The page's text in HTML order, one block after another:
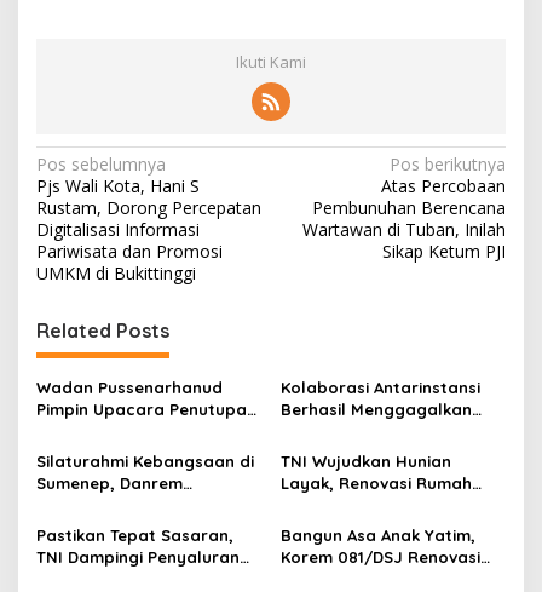
Ikuti Kami
N
a
v
i
a
s
i
o
Pos sebelumnya
Pjs Wali Kota, Hani S
Rustam, Dorong Percepatan
Digitalisasi Informasi
Pariwisata dan Promosi
UMKM di Bukittinggi
Pos berikutnya
Atas Percobaan
Pembunuhan Berencana
Wartawan di Tuban, Inilah
Sikap Ketum PJI
Related Posts
Wadan Pussenarhanud
Pimpin Upacara Penutupan
KDKMP Tahun 2026 di
Pusdikarhanud
Kolaborasi Antarinstansi
Berhasil Menggagalkan
3,4 Ton Merkuri Cair
Silaturahmi Kebangsaan di
Sumenep, Danrem
Semua Elemen Bersatu
Bangun Madura
TNI Wujudkan Hunian
Layak, Renovasi Rumah
Pastikan Tepat Sasaran,
TNI Dampingi Penyaluran
Bangun Asa Anak Yatim,
Korem 081/DSJ Renovasi